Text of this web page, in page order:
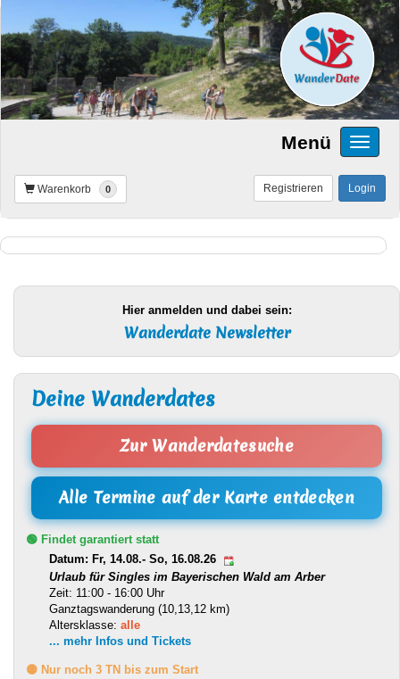
Menü
Warenkorb 0 Login
Registrieren
Hier anmelden und dabei sein:
Wanderdate Newsletter
Deine Wanderdates
Zur Wanderdatesuche
Alle Termine auf der Karte entdecken
🟢 Findet garantiert statt
Datum: Fr, 14.08.- So, 16.08.26
Urlaub für Singles im Bayerischen Wald am Arber
Zeit: 11:00 - 16:00 Uhr
Ganztagswanderung (10,13,12 km)
Altersklasse: alle
... mehr Infos und Tickets
🟡 Nur noch 3 TN bis zum Start